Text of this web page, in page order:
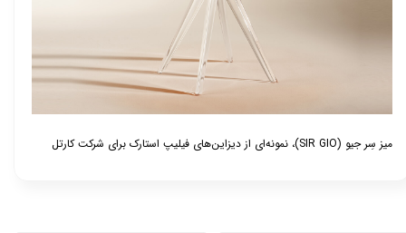
میز سِر جیو (SIR GIO)، نمونه‌ای از دیزاین‌های فیلیپ استارک برای شرکت کارتل